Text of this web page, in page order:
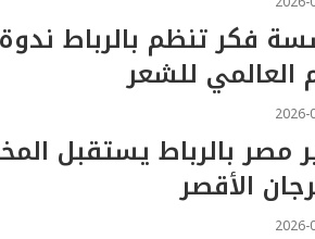
2026-05-06
فكر تنظم بالرباط
العالمي للشعر
2026-
مصر بالرباط يستقبل
الأقصر
2026-